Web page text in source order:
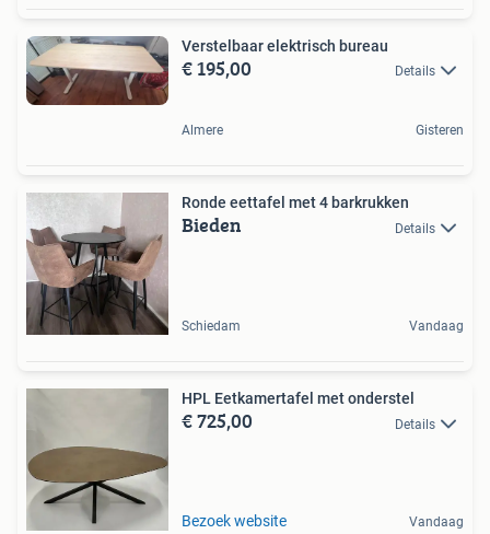
Verstelbaar elektrisch bureau
€ 195,00 Details
Almere Gisteren
Ronde eettafel met 4 barkrukken
Bieden Details
Schiedam Vandaag
HPL Eetkamertafel met onderstel
€ 725,00 Details
Bezoek website Vandaag